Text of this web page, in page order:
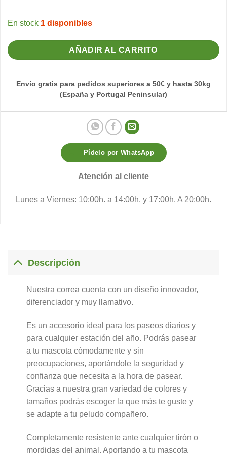
1 disponibles
AÑADIR AL CARRITO
Envío gratis para pedidos superiores a 50€ y hasta 30kg
(España y Portugal Peninsular)
Pídelo por WhatsApp
Atención al cliente
Lunes a Viernes: 10:00h. a 14:00h. y 17:00h. A 20:00h.
Descripción
Nuestra correa cuenta con un diseño innovador,
diferenciador y muy llamativo.
Es un accesorio ideal para los paseos diarios y
para cualquier estación del año. Podrás pasear
a tu mascota cómodamente y sin
preocupaciones, aportándole la seguridad y
confianza que necesita a la hora de pasear.
Gracias a nuestra gran variedad de colores y
tamaños podrás escoger la que más te guste y
se adapte a tu peludo compañero.
Completamente resistente ante cualquier tirón o
mordidas del animal. Aportando a tu mascota